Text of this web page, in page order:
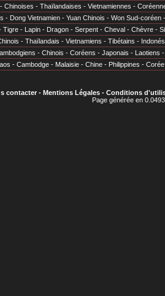
- Chinoises - Thaïlandaises - Vietnamiennes -
- Dong Vietnamien - Yuan Chinois - Won Sud-coréen
Tigre - Lapin - Dragon - Serpent - Cheval - Chèvre -
- Thaïlandais - Vietnamiens - Tibétains -
- Chinois - Coréens - Japonais - Laotiens
- Cambodge - Malaisie - Chine - Philippines - Corée
contacter- Mentions Légales- Conditions
Page générée en